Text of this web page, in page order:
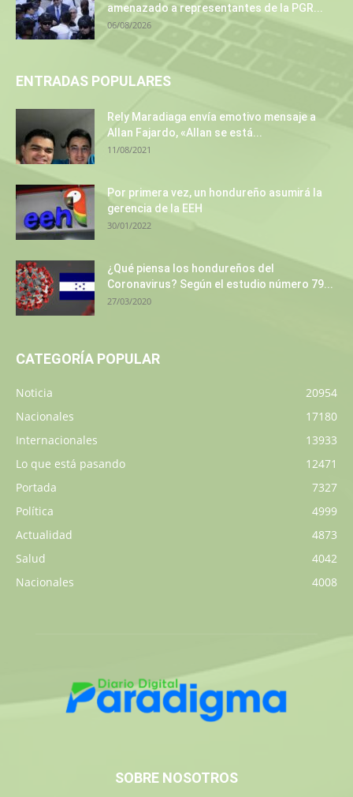
amenazado a representantes de la PGR...
06/08/2026
ENTRADAS POPULARES
Rely Maradiaga envía emotivo mensaje a
Allan Fajardo, «Allan se está...
11/08/2021
Por primera vez, un hondureño asumirá la
gerencia de la EEH
30/01/2022
¿Qué piensa los hondureños del
Coronavirus? Según el estudio número 79...
27/03/2020
CATEGORÍA POPULAR
Noticia
20954
Nacionales
17180
Internacionales
13933
Lo que está pasando
12471
Portada
7327
Política
4999
Actualidad
4873
Salud
4042
Nacionales
4008
SOBRE NOSOTROS